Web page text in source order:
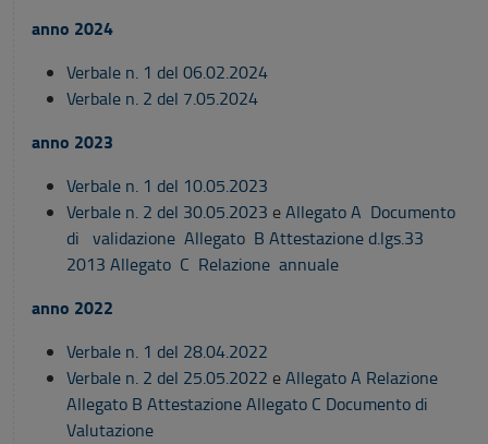
anno 2024
Verbale n. 1 del 06.02.2024
Verbale n. 2 del 7.05.2024
anno 2023
Verbale n. 1 del 10.05.2023
Verbale n. 2 del 30.05.2023 eAllegato A Documento
di validazione Allegato B Attestazione d.lgs.33
2013 Allegato C Relazione annuale
anno 2022
Verbale n. 1 del 28.04.2022
Verbale n. 2 del 25.05.2022 eAllegato A Relazione
Allegato B AttestazioneAllegato C Documento di
Valutazione